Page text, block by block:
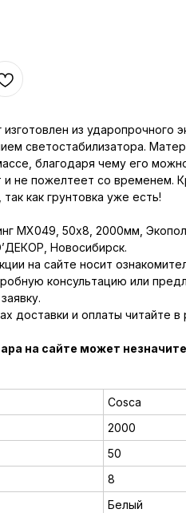
из ударопрочного
светостабилизатора.
благодаря чему его
не пожелтеет со временем.
как грунтовка уже есть!
MX049, 50х8, 2000мм,
Новосибирск.
на сайте носит
консультацию или
доставки и оплаты читайте в
на сайте может
Cosca
2000
50
8
Белый